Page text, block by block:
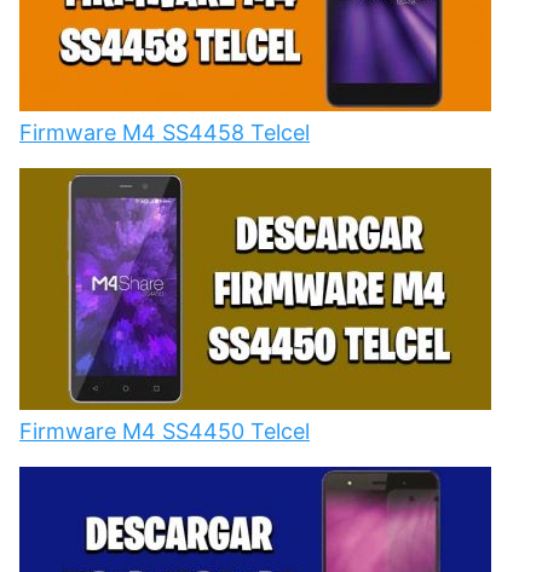
Firmware M4 SS4458 Telcel
Firmware M4 SS4450 Telcel